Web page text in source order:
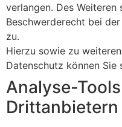
verlangen. Des Weiteren
Beschwerderecht bei
zu.
Hierzu sowie zu
Datenschutz können Sie
Analyse-
Dritt­anbietern